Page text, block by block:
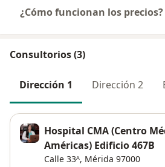
¿Cómo funcionan los precios?
Consultorios (3)
Dirección 1 Dirección 2
Hospital CMA (Centro
Américas) Edificio 467B
Calle 33ᴬ, Mérida 97000